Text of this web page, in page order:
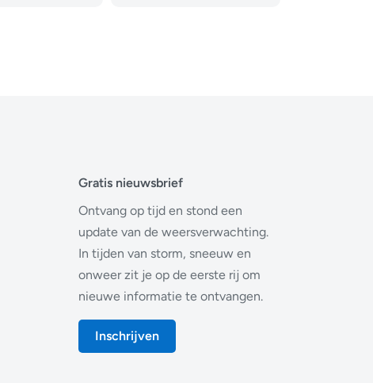
Gratis nieuwsbrief
Ontvang op tijd en stond een
update van de weersverwachting.
In tijden van storm, sneeuw en
onweer zit je op de eerste rij om
nieuwe informatie te ontvangen.
Inschrijven